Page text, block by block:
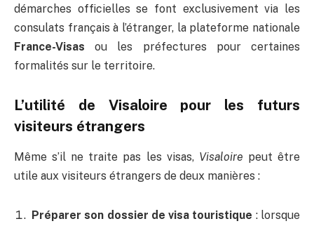
démarches officielles se font exclusivement via les
consulats français à l’étranger, la plateforme nationale
France-Visas ou les préfectures pour certaines
formalités sur le territoire.
L’utilité de Visaloire pour les futurs
visiteurs étrangers
Même s’il ne traite pas les visas, Visaloire peut être
utile aux visiteurs étrangers de deux manières :
Préparer son dossier de visa touristique : lorsque